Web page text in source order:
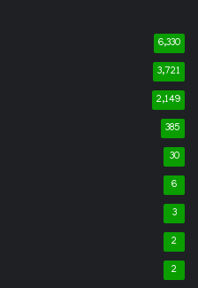
6,330
3,721
2,149
385
30
6
3
2
2